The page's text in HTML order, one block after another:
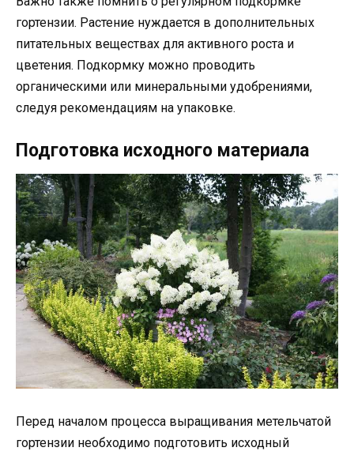
гортензии. Растение нуждается в дополнительных
питательных веществах для активного роста и
цветения. Подкормку можно проводить
органическими или минеральными удобрениями,
следуя рекомендациям на упаковке.
Подготовка исходного материала
Перед началом процесса выращивания метельчатой
гортензии необходимо подготовить исходный